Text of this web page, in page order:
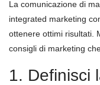
La comunicazione di
integrated marketing
ottenere ottimi risultati.
consigli di marketing
1. Definisci